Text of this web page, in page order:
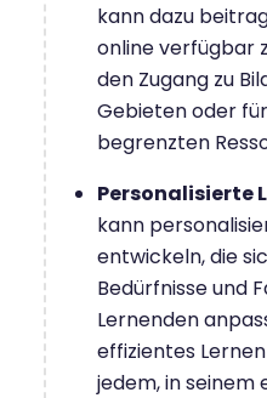
kann dazu
online verfügbar
den Zugang zu
Gebieten oder
begrenzten
Personalisierte
kann
entwickeln, die
Bedürfnisse und
Lernenden
effizientes
jedem, in seinem